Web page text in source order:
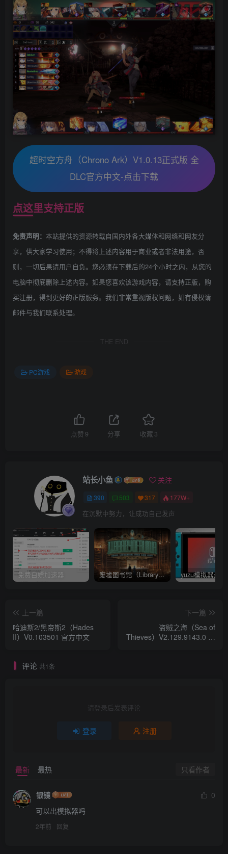
超时空方舟（Chrono Ark）V1.0.13正式版 全
DLC官方中文-点击下载
点这里支持正版
免责声明： 本站提供的资源转载自国内外各大媒体和网络和网友分
享，供大家学习使用；不得将上述内容用于商业或者非法用途，否
则，一切后果请用户自负。您必须在下载后的24个小时之内，从您的
电脑中彻底删除上述内容。如果您喜欢该游戏内容，请支持正版，购
买注册，得到更好的正版服务。我们非常重视版权问题，如有侵权请
邮件与我们联系处理。
THE END
PC游戏 游戏
点赞 9 分享 收藏 3
站长小鱼 关注
390 503 317 177W+
在沉默中努力，让成功自己发声
免费白嫖加速器 废墟图书馆（Library Of Ruina）v1.1.0.6a13 官中 附yuzu模拟器 本体+1.0.3升补
上一篇
哈迪斯2/黑帝斯2（Hades
II）V0.103501 官方中文
下一篇
盗贼之海（Sea of
Thieves）V2.129.9143.0 支
评论 共1条
请登录后发表评论
登录 注册
最新 最热 只看作者
银镜
0
可以出模拟器吗
2年前 回复